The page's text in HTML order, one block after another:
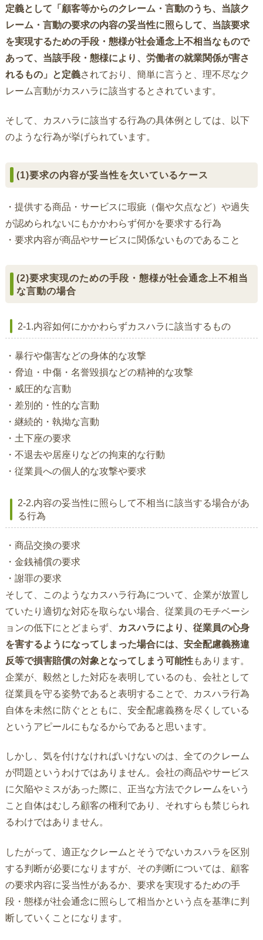
定義として「顧客等からのクレーム・言動のうち、当該ク
レーム・言動の要求の内容の妥当性に照らして、当該要求
を実現するための手段・態様が社会通念上不相当なもので
あって、当該手段・態様により、労働者の就業関係が害さ
れるもの」と定義されており、簡単に言うと、理不尽なク
レーム言動がカスハラに該当するとされています。
そして、カスハラに該当する行為の具体例としては、以下
のような行為が挙げられています。
(1)要求の内容が妥当性を欠いているケース
・提供する商品・サービスに瑕疵（傷や欠点など）や過失
が認められないにもかかわらず何かを要求する行為
・要求内容が商品やサービスに関係ないものであること
(2)要求実現のための手段・態様が社会通念上不相当
な言動の場合
2-1.内容如何にかかわらずカスハラに該当するもの
・暴行や傷害などの身体的な攻撃
・脅迫・中傷・名誉毀損などの精神的な攻撃
・威圧的な言動
・差別的・性的な言動
・継続的・執拗な言動
・土下座の要求
・不退去や居座りなどの拘束的な行動
・従業員への個人的な攻撃や要求
2-2.内容の妥当性に照らして不相当に該当する場合があ
る行為
・商品交換の要求
・金銭補償の要求
・謝罪の要求
そして、このようなカスハラ行為について、企業が放置し
ていたり適切な対応を取らない場合、従業員のモチベーシ
ョンの低下にとどまらず、
カスハラにより、従業員の心身
を害するようになってしまった場合には、安全配慮義務違
反等で損害賠償の対象となってしまう可能性もあります。
企業が、毅然とした対応を表明しているのも、会社として
従業員を守る姿勢であると表明することで、カスハラ行為
自体を未然に防ぐとともに、安全配慮義務を尽くしている
というアピールにもなるからであると思います。
しかし、気を付けなければいけないのは、全てのクレーム
が問題というわけではありません。会社の商品やサービス
に欠陥やミスがあった際に、正当な方法でクレームをいう
こと自体はむしろ顧客の権利であり、それすらも禁じられ
るわけではありません。
したがって、適正なクレームとそうでないカスハラを区別
する判断が必要になりますが、その判断については、顧客
の要求内容に妥当性があるか、要求を実現するための手
段・態様が社会通念に照らして相当かという点を基準に判
断していくことになります。